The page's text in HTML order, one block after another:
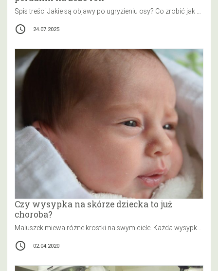
Spis treści Jakie są objawy po ugryzieniu osy? Co zrobić jak ugryzie osa i pojawi się silny ból? Jakie kroki…
access_time 24.07.2025
Czy wysypka na skórze dziecka to już
choroba?
Maluszek miewa różne krostki na swym ciele. Każda wysypka coś sugeruje. Jedna będzie alergią na pewne pokarmy, druga na środki…
access_time 02.04.2020